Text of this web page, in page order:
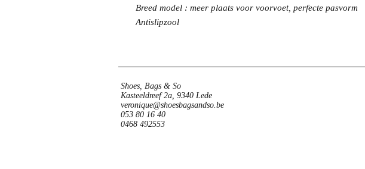
Breed model : meer plaats voor voorvoet, perfecte pasvorm
Antislipzool
Shoes, Bags & So
Kasteeldreef 2a, 9340 Lede
veronique@shoesbagsandso.be
053 80 16 40
0468 492553